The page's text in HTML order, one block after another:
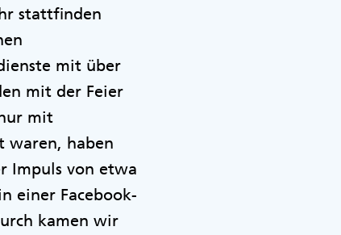
stattfinden
mit über
mit der Feier
mit
waren, haben
Impuls von etwa
einer Facebook-
kamen wir